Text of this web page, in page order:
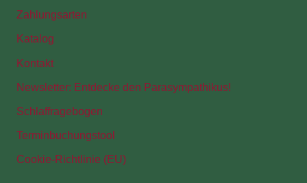
Zahlungsarten
Katalog
Kontakt
Newsletter: Entdecke den Parasympathikus!
Schlaffragebogen
Terminbuchungstool
Cookie-Richtlinie (EU)